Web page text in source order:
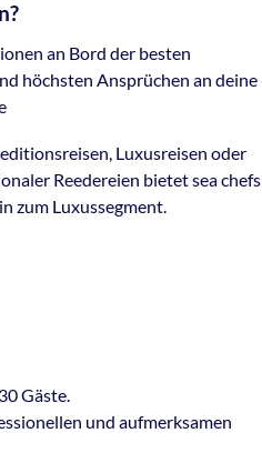
an Bord der besten
höchsten Ansprüchen an deine
Luxusreisen oder
Reedereien bietet sea chefs
zum Luxussegment.
Gäste.
und aufmerksamen